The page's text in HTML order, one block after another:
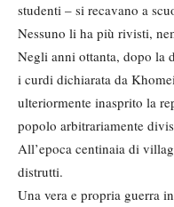
studenti – si recavano a
Nessuno li ha più rivisti,
Negli anni ottanta, dopo la
i curdi dichiarata da
ulteriormente inasprito la
popolo arbitrariamente
All’epoca centinaia di
distrutti.
Una vera e propria guerra